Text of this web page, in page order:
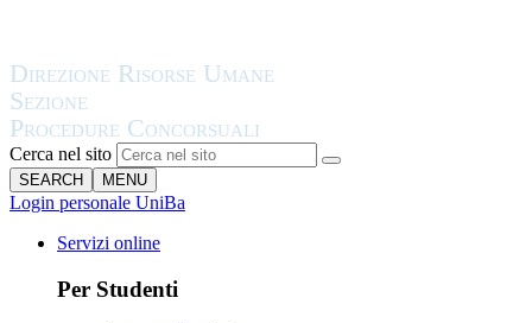
Cerca nel sito
SEARCH MENU
Login personale UniBa
Servizi online
Per Studenti